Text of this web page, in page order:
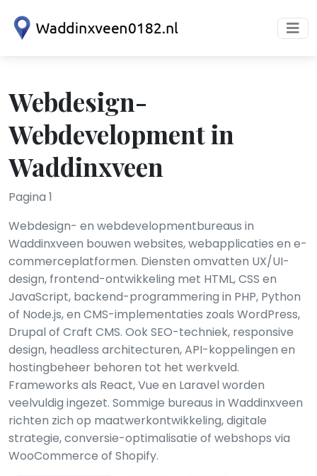
Webdesign-
Webdevelopment in
Waddinxveen
Pagina 1
Webdesign- en webdevelopmentbureaus in
Waddinxveen bouwen websites, webapplicaties en e-
commerceplatformen. Diensten omvatten UX/UI-
design, frontend-ontwikkeling met HTML, CSS en
JavaScript, backend-programmering in PHP, Python
of Node.js, en CMS-implementaties zoals WordPress,
Drupal of Craft CMS. Ook SEO-techniek, responsive
design, headless architecturen, API-koppelingen en
hostingbeheer behoren tot het werkveld.
Frameworks als React, Vue en Laravel worden
veelvuldig ingezet. Sommige bureaus in Waddinxveen
richten zich op maatwerkontwikkeling, digitale
strategie, conversie-optimalisatie of webshops via
WooCommerce of Shopify.